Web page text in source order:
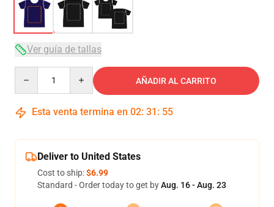
Ver guía de tallas
AÑADIR AL CARRITO
Esta venta termina en 02: 31 : 54
Deliver to United States
Cost to ship:$6.99
Standard - Order today to get byAug. 16 - Aug. 23